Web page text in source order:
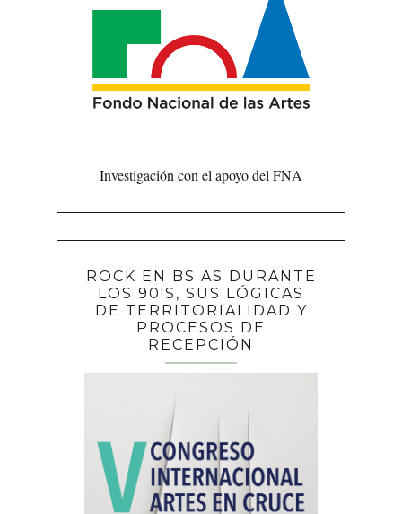
Investigación con el apoyo del FNA
ROCK EN BS AS DURANTE
LOS 90'S, SUS LÓGICAS
DE TERRITORIALIDAD Y
PROCESOS DE
RECEPCIÓN